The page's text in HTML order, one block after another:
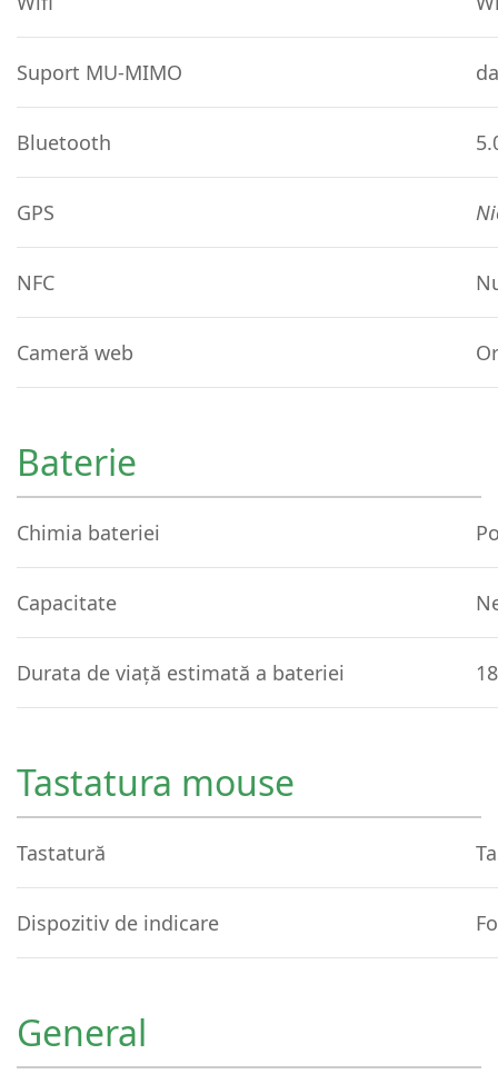
Suport MU-MIMO da
Bluetooth
GPS
NFC
Cameră web
Baterie
Chimia bateriei
Capacitate
Durata de viață estimată a bateriei
Tastatura mouse
Tastatură
Dispozitiv de indicare
General